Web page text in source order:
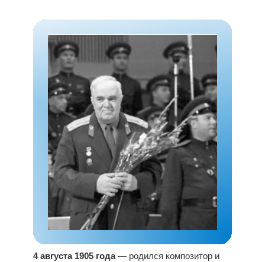
4 августа 1905 года— родился композитор и